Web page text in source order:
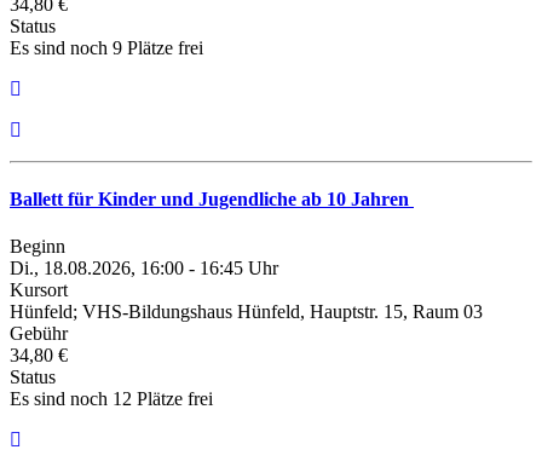
Status
Es sind noch 9 Plätze frei
Ballett für Kinder und Jugendliche ab 10 Jahren
Beginn
Di., 18.08.2026, 16:00 - 16:45 Uhr
Kursort
Hünfeld; VHS-Bildungshaus Hünfeld, Hauptstr. 15, Raum 03
Gebühr
34,80 €
Status
Es sind noch 12 Plätze frei